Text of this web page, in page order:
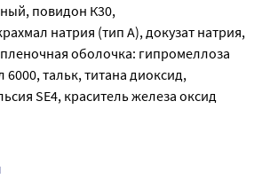
повидон К30,
натрия (тип А), докузат натрия,
оболочка: гипромеллоза
6000, тальк, титана диоксид,
SE4, краситель железа оксид